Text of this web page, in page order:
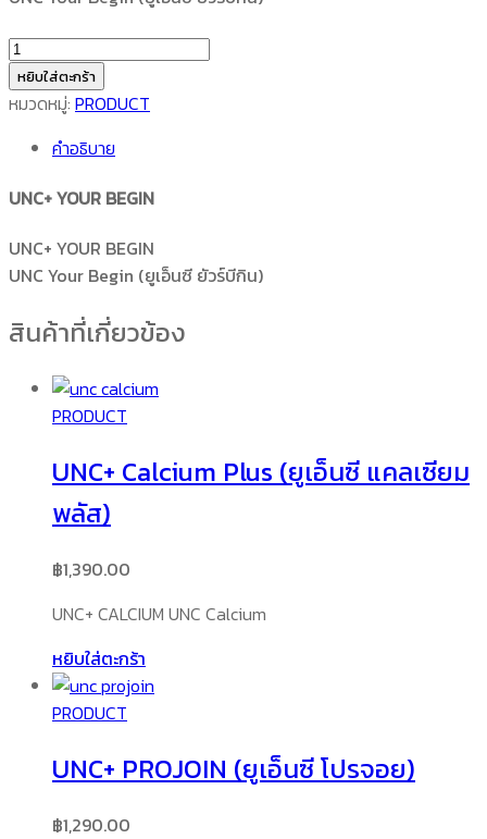
จำนวน
UNC+
YOUR
(ยูเอ็น
ยัวร์
บี
กิน)
หยิบใส่ตะกร้า
หมวดหมู่: PRODUCT
คำอธิบาย
UNC+ YOUR BEGIN
UNC+ YOUR BEGIN
UNC Your Begin (ยูเอ็นซี ยัวร์บีกิน)
สินค้าที่เกี่ยวข้อง
PRODUCT
UNC+ Calcium Plus (ยูเอ็นซี แคลเซียม
พลัส)
฿1,390.00
UNC+ CALCIUM UNC Calcium
หยิบใส่ตะกร้า
PRODUCT
UNC+ PROJOIN (ยูเอ็นซี โปรจอย)
฿1,290.00